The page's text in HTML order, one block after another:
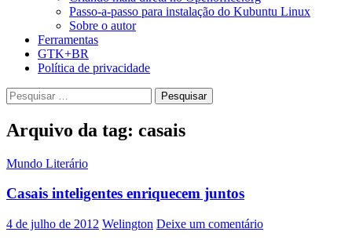
Passo-a-passo para instalação do Kubuntu Linux
Sobre o autor
Ferramentas
GTK+BR
Política de privacidade
Pesquisar
por:
Arquivo da tag: casais
Mundo Literário
Casais inteligentes enriquecem juntos
4 de julho de 2012 Welington Deixe um comentário